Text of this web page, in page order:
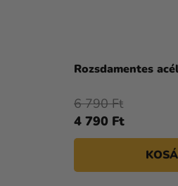
Rozsdamentes
4 790 Ft
6 790 Ft